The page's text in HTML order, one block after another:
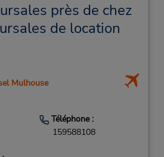
près de chez
de location
Mulhouse
Téléphone :
159588108